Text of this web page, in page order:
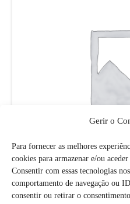
Gerir o
Para fornecer as melhores
cookies para armazenar e/ou
Consentir com essas tecnologias
comportamento de navegação ou
consentir ou retirar o